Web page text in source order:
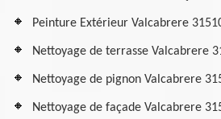
Peinture Extérieur Valcabrere
Nettoyage de terrasse Valcabrere
Nettoyage de pignon Valcabrere
Nettoyage de façade Valcabrere